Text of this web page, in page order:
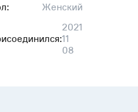
Женский
2021
11
08